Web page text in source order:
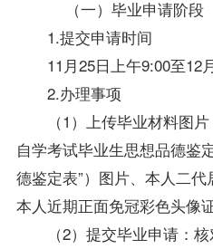
（一）毕业申请阶段
1.提交申请时间
11月25日上午9:00至12
2.办理事项
（1）上传毕业材料图
自学考试毕业生思想品德鉴
德鉴定表”）图片、本人二代
本人近期正面免冠彩色头像
（2）提交毕业申请：